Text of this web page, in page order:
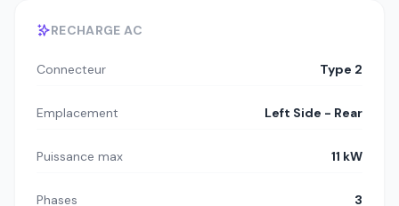
RECHARGE AC
Connecteur Type 2
Emplacement Left Side - Rear
Puissance max 11 kW
Phases 3